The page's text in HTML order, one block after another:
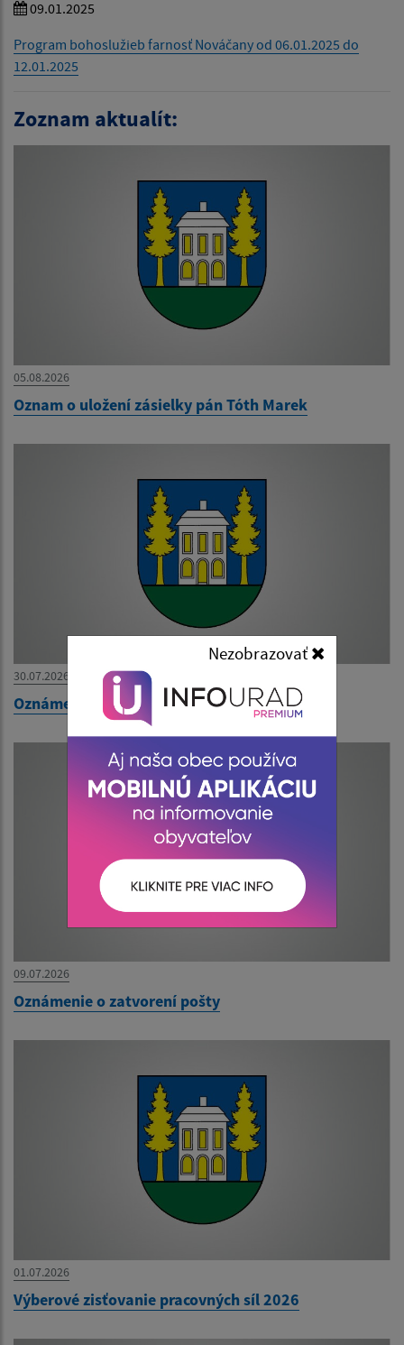
Nezobrazovať
09.01.2025
Program bohoslužieb farnosť Nováčany od 06.01.2025 do
12.01.2025
Zoznam aktualít:
05.08.2026
Oznam o uložení zásielky pán Tóth Marek
30.07.2026
Oznámenie o uložení zásielky pani Kalejová
09.07.2026
Oznámenie o zatvorení pošty
01.07.2026
Výberové zisťovanie pracovných síl 2026